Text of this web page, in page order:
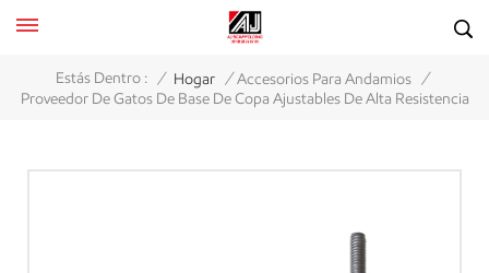
Estás Dentro : / Hogar / Accesorios Para Andamios /
Proveedor De Gatos De Base De Copa Ajustables De Alta Resistencia